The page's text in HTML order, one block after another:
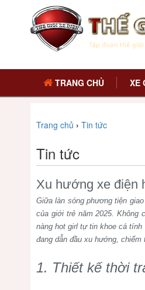
TRANG CHỦ XE
Trang chủ › Tin tức
Tin tức
Xu hướng xe điện
Giữa làn sóng phương tiện
của giới trẻ năm 2025. Không
nàng hot girl tự tin khoe cá
đang dẫn đầu xu hướng,
1. Thiết kế thời